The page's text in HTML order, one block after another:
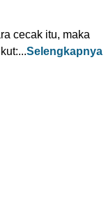
cecak itu, maka
Selengkapnya